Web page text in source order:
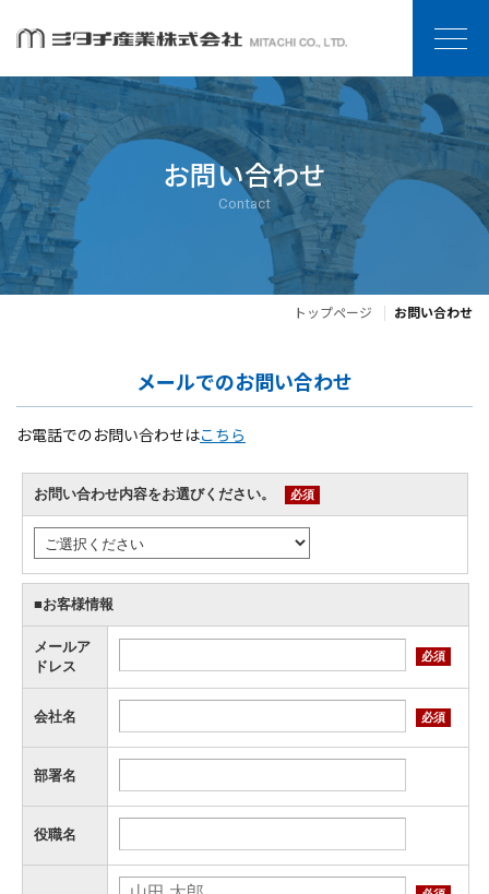
お問い合わせ
Contact
トップページ お問い合わせ
メールでのお問い合わせ
お電話でのお問い合わせはこちら
お問い合わせ内容をお選びください。 必須
■お客様情報
メールア
ドレス
必須
会社名 必須
部署名
役職名